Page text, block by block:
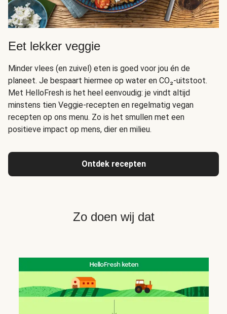
Eet lekker veggie
Minder vlees (en zuivel) eten is goed voor jou én de
planeet. Je bespaart hiermee op water en CO₂-uitstoot.
Met HelloFresh is het heel eenvoudig: je vindt altijd
minstens tien Veggie-recepten en regelmatig vegan
recepten op ons menu. Zo is het smullen met een
positieve impact op mens, dier en milieu.
Ontdek recepten
Zo doen wij dat